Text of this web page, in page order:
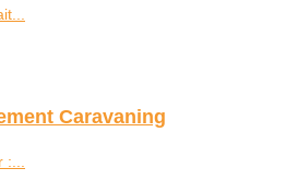
Caravaning